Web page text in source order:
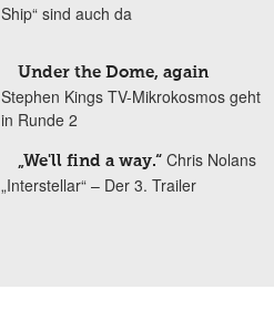
Ship“ sind auch da
Under the Dome, again
Stephen Kings TV-Mikrokosmos geht
in Runde 2
„We'll find a way.“ Chris Nolans
„Interstellar“ – Der 3. Trailer